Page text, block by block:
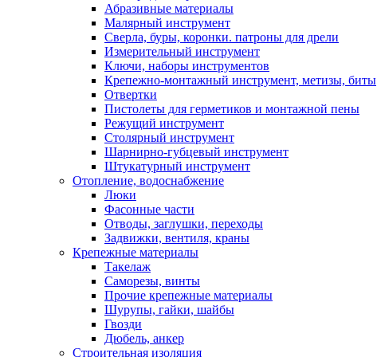
Абразивные материалы
Малярный инструмент
Сверла, буры, коронки. патроны для дрели
Измерительный инструмент
Ключи, наборы инструментов
Крепежно-монтажный инструмент, метизы, биты
Отвертки
Пистолеты для герметиков и монтажной пены
Режущий инструмент
Столярный инструмент
Шарнирно-губцевый инструмент
Штукатурный инструмент
Отопление, водоснабжение
Люки
Фасонные части
Отводы, заглушки, переходы
Задвижки, вентиля, краны
Крепежные материалы
Такелаж
Саморезы, винты
Прочие крепежные материалы
Шурупы, гайки, шайбы
Гвозди
Дюбель, анкер
Строительная изоляция